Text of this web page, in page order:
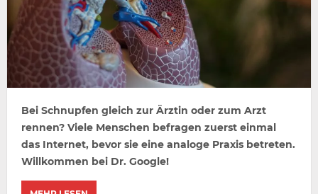
Bei Schnupfen gleich zur Ärztin oder zum Arzt
rennen? Viele Menschen befragen zuerst einmal
das Internet, bevor sie eine analoge Praxis betreten.
Willkommen bei Dr. Google!